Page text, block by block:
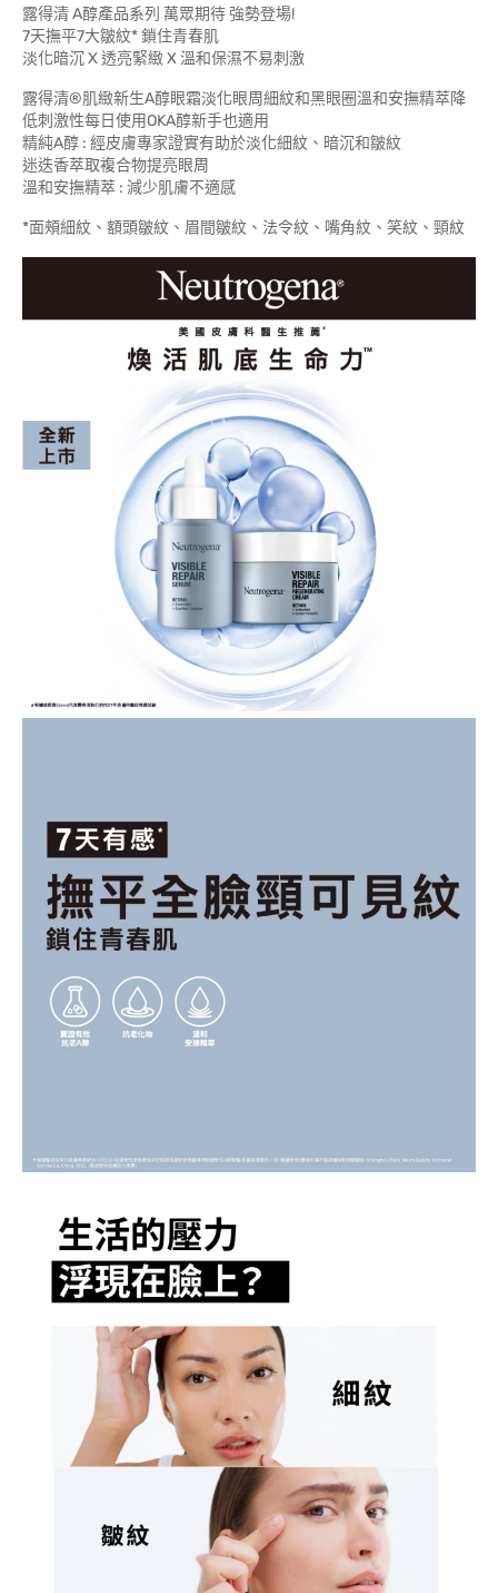
露得清 A醇產品系列 萬眾期待 強勢登場!
7天撫平7大皺紋* 鎖住青春肌
淡化暗沉 X 透亮緊緻 X 溫和保濕不易刺激
露得清®肌緻新生A醇眼霜淡化眼周細紋和黑眼圈溫和安撫精萃降
低刺激性每日使用OKA醇新手也適用
精純A醇 : 經皮膚專家證實有助於淡化細紋、暗沉和皺紋
迷迭香萃取複合物提亮眼周
溫和安撫精萃 : 減少肌膚不適感
*面頰細紋、額頭皺紋、眉間皺紋、法令紋、嘴角紋、笑紋、頸紋